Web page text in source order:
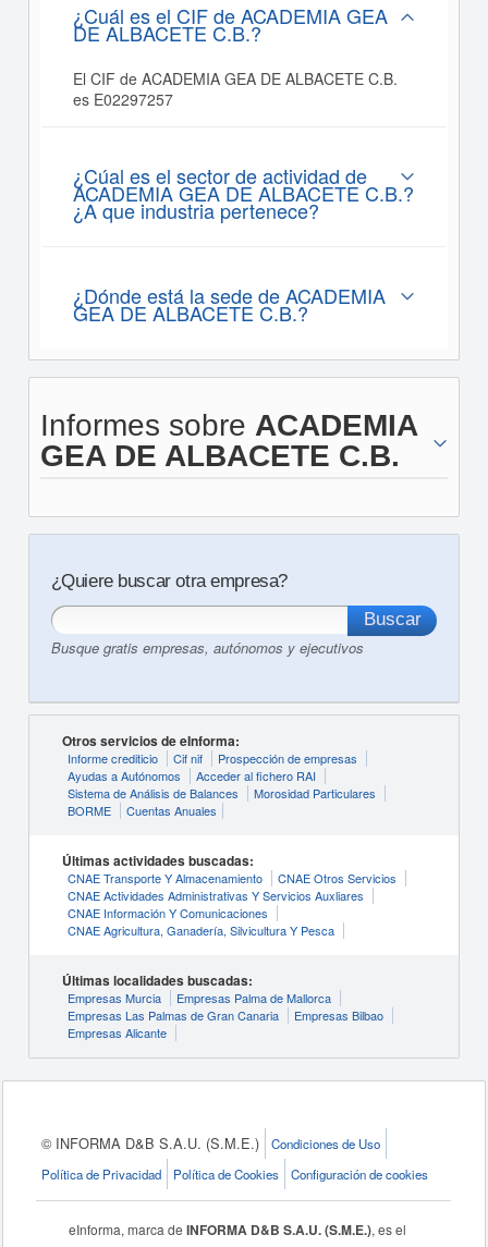
¿Cuál es el CIF de ACADEMIA GEA
DE ALBACETE C.B.?
El CIF de ACADEMIA GEA DE ALBACETE C.B.
es E02297257
¿Cúal es el sector de actividad de
ACADEMIA GEA DE ALBACETE C.B.?
¿A que industria pertenece?
¿Dónde está la sede de ACADEMIA
GEA DE ALBACETE C.B.?
Informes sobre ACADEMIA
GEA DE ALBACETE C.B.
¿Quiere buscar otra empresa?
Busque gratis empresas, autónomos y ejecutivos
Otros servicios de eInforma:
Informe crediticio Cif nif
Prospección de empresas
Ayudas a Autónomos
Acceder al fichero RAI
Sistema de Análisis de Balances
Morosidad Particulares
BORME
Cuentas Anuales
Últimas actividades buscadas:
CNAE Transporte Y Almacenamiento
CNAE Otros Servicios
CNAE Actividades Administrativas Y Servicios Auxliares
CNAE Información Y Comunicaciones
CNAE Agricultura, Ganadería, Silvicultura Y Pesca
Últimas localidades buscadas:
Empresas Murcia
Empresas Palma de Mallorca
Empresas Las Palmas de Gran Canaria
Empresas Bilbao
Empresas Alicante
© INFORMA D&B S.A.U. (S.M.E.)
Condiciones de Uso
Política de Privacidad
Política de Cookies Configuración de cookies
eInforma, marca deINFORMA D&B S.A.U. (S.M.E.), es el